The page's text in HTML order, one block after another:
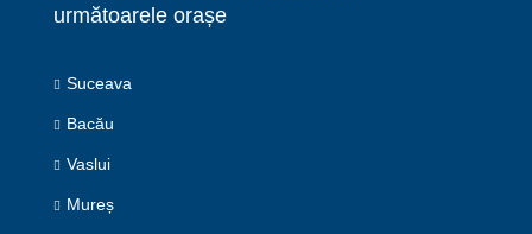
următoarele orașe
Suceava
Bacău
Vaslui
Mureș